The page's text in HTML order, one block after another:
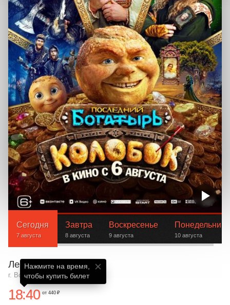
Сегодня
7 августа
Завтра
8 августа
Воскресенье
9 августа
Понедельник
10 августа
Ленком
г. Вологда, Пушкинская, 15
18:40 от 440 ₽
Нажмите на время,
чтобы купить билет